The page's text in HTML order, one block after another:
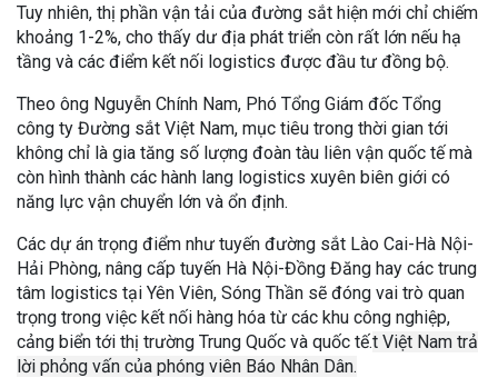
Tuy nhiên, thị phần vận tải của đường sắt hiện mới chỉ chiếm
khoảng 1-2%, cho thấy dư địa phát triển còn rất lớn nếu hạ
tầng và các điểm kết nối logistics được đầu tư đồng bộ.
Theo ông Nguyễn Chính Nam, Phó Tổng Giám đốc Tổng
công ty Đường sắt Việt Nam, mục tiêu trong thời gian tới
không chỉ là gia tăng số lượng đoàn tàu liên vận quốc tế mà
còn hình thành các hành lang logistics xuyên biên giới có
năng lực vận chuyển lớn và ổn định.
Các dự án trọng điểm như tuyến đường sắt Lào Cai-Hà Nội-
Hải Phòng, nâng cấp tuyến Hà Nội-Đồng Đăng hay các trung
tâm logistics tại Yên Viên, Sóng Thần sẽ đóng vai trò quan
trọng trong việc kết nối hàng hóa từ các khu công nghiệp,
cảng biển tới thị trường Trung Quốc và quốc tế.t Việt Nam trả
lời phỏng vấn của phóng viên Báo Nhân Dân.